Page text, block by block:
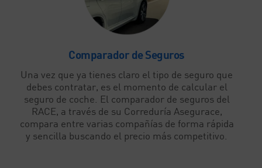
Comparador de Seguros
Una vez que ya tienes claro el tipo de seguro que
debes contratar, es el momento de calcular el
seguro de coche. El comparador de seguros del
RACE, a través de su Correduría Asegurace,
compara entre varias compañías de forma rápida
y sencilla buscando el precio más competitivo.